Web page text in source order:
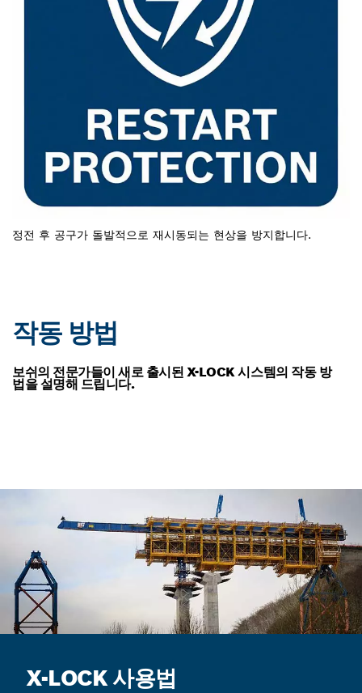
정전 후 공구가 돌발적으로 재시동되는 현상을 방지합니다.
작동 방법
보쉬의 전문가들이 새로 출시된 X-LOCK 시스템의 작동 방
법을 설명해 드립니다.
X-LOCK 사용법